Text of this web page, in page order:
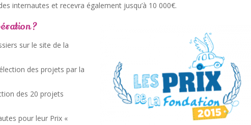
internautes et recevra également jusqu’à 10 000€.
?
sur le site de la
des projets par la
des 20 projets
pour leur Prix «